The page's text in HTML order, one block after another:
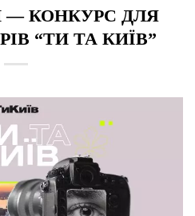
— КОНКУРС ДЛЯ
“ТИ ТА КИЇВ”